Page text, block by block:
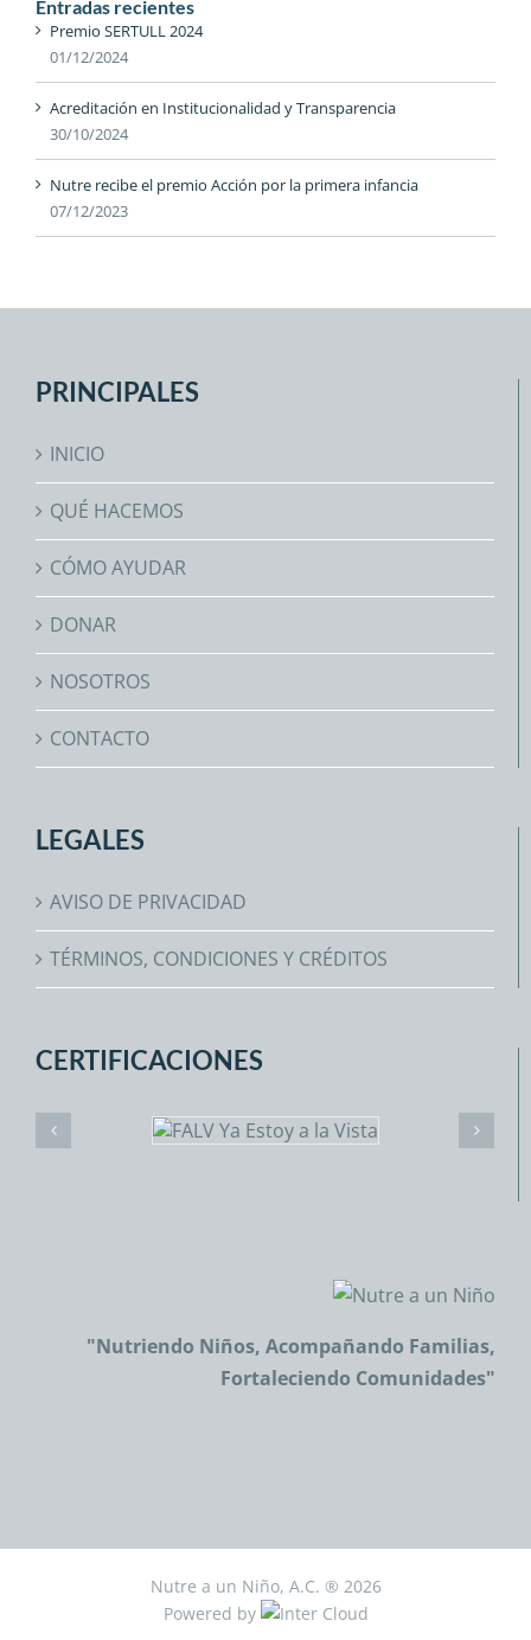
Entradas recientes
Premio SERTULL 2024
01/12/2024
Acreditación en Institucionalidad y Transparencia
30/10/2024
Nutre recibe el premio Acción por la primera infancia
07/12/2023
PRINCIPALES
INICIO
QUÉ HACEMOS
CÓMO AYUDAR
DONAR
NOSOTROS
CONTACTO
LEGALES
AVISO DE PRIVACIDAD
TÉRMINOS, CONDICIONES Y CRÉDITOS
CERTIFICACIONES
"Nutriendo Niños, Acompañando Familias,
Fortaleciendo Comunidades"
Nutre a un Niño, A.C. ® 2026
Powered by